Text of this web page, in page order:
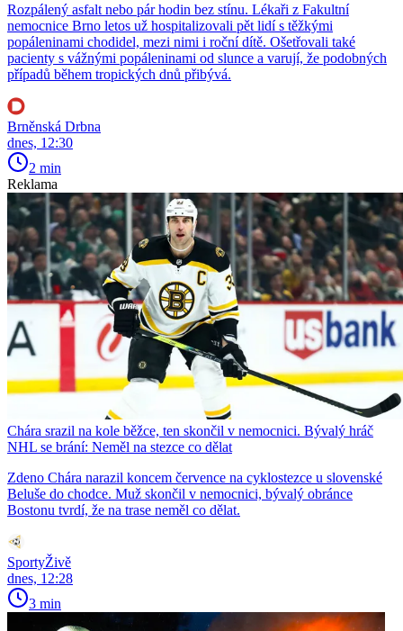
Rozpálený asfalt nebo pár hodin bez stínu. Lékaři z Fakultní
nemocnice Brno letos už hospitalizovali pět lidí s těžkými
popáleninami chodidel, mezi nimi i roční dítě. Ošetřovali také
pacienty s vážnými popáleninami od slunce a varují, že podobných
případů během tropických dnů přibývá.
Brněnská Drbna
dnes, 12:30
2 min
Reklama
Chára srazil na kole běžce, ten skončil v nemocnici. Bývalý hráč
NHL se brání: Neměl na stezce co dělat
Zdeno Chára narazil koncem července na cyklostezce u slovenské
Beluše do chodce. Muž skončil v nemocnici, bývalý obránce
Bostonu tvrdí, že na trase neměl co dělat.
SportyŽivě
dnes, 12:28
3 min